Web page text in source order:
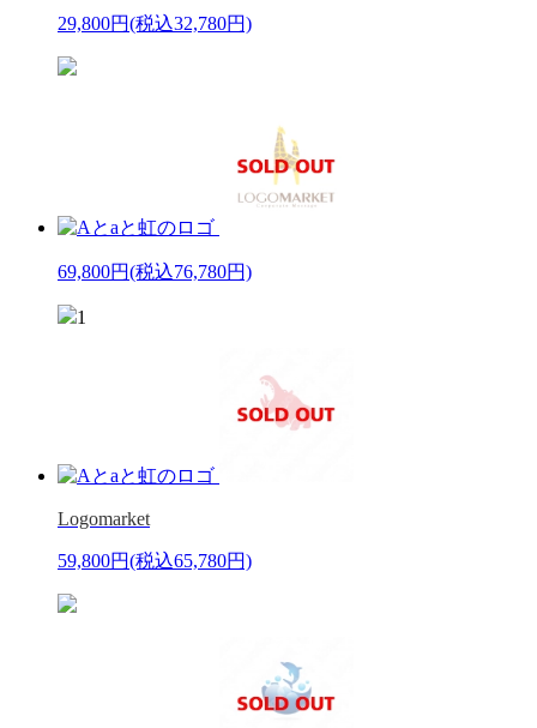
29,800円(税込32,780円)
69,800円(税込76,780円)
1
Logomarket
59,800円(税込65,780円)